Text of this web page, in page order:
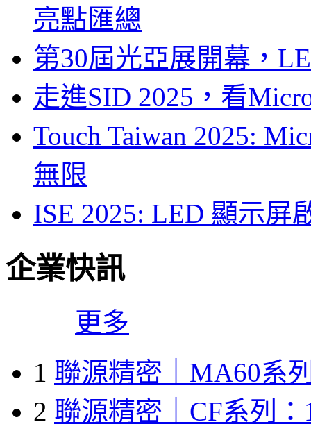
亮點匯總
第30屆光亞展開幕，
走進SID 2025，看
Touch Taiwan 2025:
無限
ISE 2025: LED 顯示屏
企業快訊
更多
1 聯源精密｜MA60系
2 聯源精密｜CF系列：